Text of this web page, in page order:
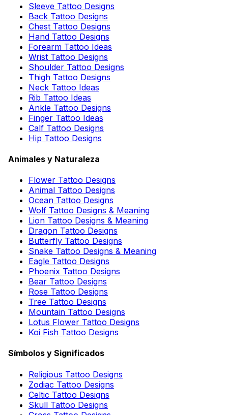
Sleeve Tattoo Designs
Back Tattoo Designs
Chest Tattoo Designs
Hand Tattoo Designs
Forearm Tattoo Ideas
Wrist Tattoo Designs
Shoulder Tattoo Designs
Thigh Tattoo Designs
Neck Tattoo Ideas
Rib Tattoo Ideas
Ankle Tattoo Designs
Finger Tattoo Ideas
Calf Tattoo Designs
Hip Tattoo Designs
Animales y Naturaleza
Flower Tattoo Designs
Animal Tattoo Designs
Ocean Tattoo Designs
Wolf Tattoo Designs & Meaning
Lion Tattoo Designs & Meaning
Dragon Tattoo Designs
Butterfly Tattoo Designs
Snake Tattoo Designs & Meaning
Eagle Tattoo Designs
Phoenix Tattoo Designs
Bear Tattoo Designs
Rose Tattoo Designs
Tree Tattoo Designs
Mountain Tattoo Designs
Lotus Flower Tattoo Designs
Koi Fish Tattoo Designs
Símbolos y Significados
Religious Tattoo Designs
Zodiac Tattoo Designs
Celtic Tattoo Designs
Skull Tattoo Designs